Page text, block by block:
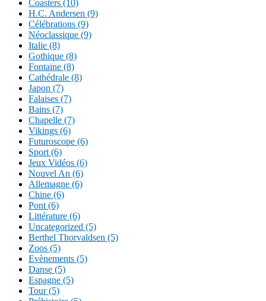
Coasters (10)
H.C. Andersen (9)
Célébrations (9)
Néoclassique (9)
Italie (8)
Gothique (8)
Fontaine (8)
Cathédrale (8)
Japon (7)
Falaises (7)
Bains (7)
Chapelle (7)
Vikings (6)
Futuroscope (6)
Sport (6)
Jeux Vidéos (6)
Nouvel An (6)
Allemagne (6)
Chine (6)
Pont (6)
Littérature (6)
Uncategorized (5)
Berthel Thorvaldsen (5)
Zoos (5)
Evènements (5)
Danse (5)
Espagne (5)
Tour (5)